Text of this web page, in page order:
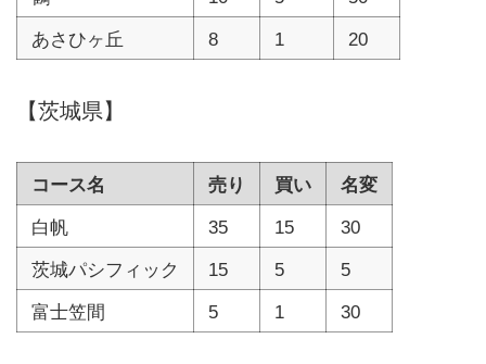
あさひヶ丘
8 1 20
【茨城県】
コース名 売り 買い
名変
白帆
35 15
30
茨城パシフィック
15 5
5
富士笠間
5 1 30